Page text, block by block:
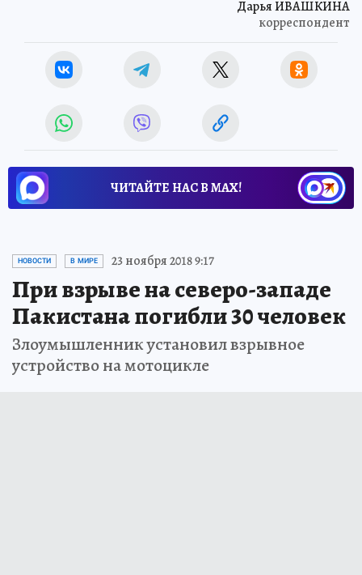
Дарья ИВАШКИНА
корреспондент
ЧИТАЙТЕ НАС В МАХ!
НОВОСТИ В МИРЕ 23 ноября 2018 9:17
При взрыве на северо-западе
Пакистана погибли 30 человек
Злоумышленник установил взрывное
устройство на мотоцикле